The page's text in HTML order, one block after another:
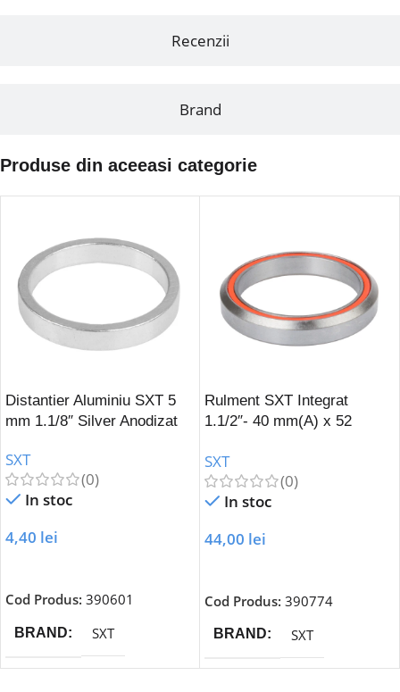
Recenzii
Brand
Produse din aceeasi categorie
Distantier Aluminiu SXT 5
mm 1.1/8″ Silver Anodizat
SXT
(0)
In stoc
4,40 lei
Cod Produs: 390601
BRAND SXT
Rulment SXT Integrat
1.1/2″- 40 mm(A) x 52
SXT
(0)
In stoc
44,00 lei
Cod Produs: 390774
BRAND SXT